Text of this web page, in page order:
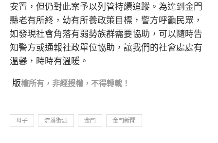
安置，但仍對此案予以列管持續追蹤。為達到金門
縣老有所終，幼有所養政策目標，警方呼籲民眾，
如發現社會角落有弱勢族群需要協助，可以隨時告
知警方或通報社政單位協助，讓我們的社會處處有
溫馨，時時有溫暖。
版權所有，非經授權，不得轉載！
母子 流落街頭 金門 金門新聞